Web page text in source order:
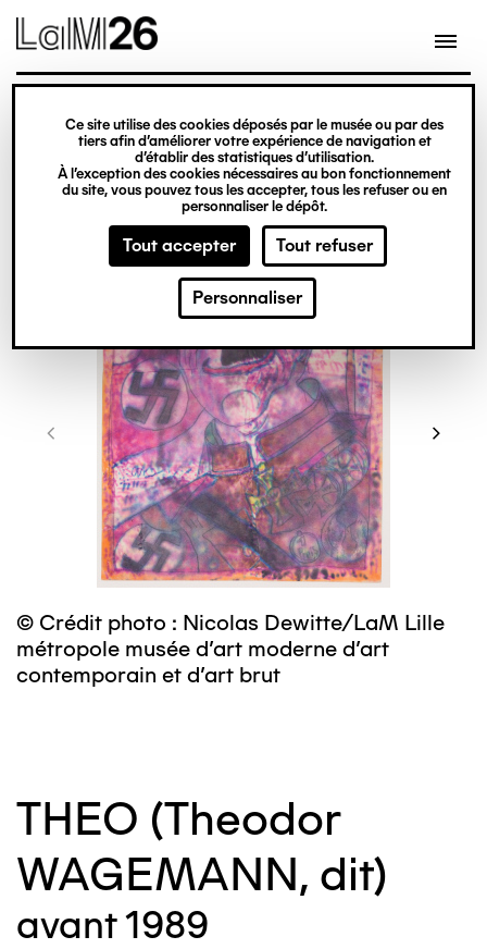
Gestion des cookies
Ce site utilise des cookies déposés par le musée ou par des
tiers afin d’améliorer votre expérience de navigation et
d’établir des statistiques d’utilisation.
À l’exception des cookies nécessaires au bon fonctionnement
du site, vous pouvez tous les accepter, tous les refuser ou en
personnaliser le dépôt.
Tout accepter Tout refuser
Personnaliser
contenu
© Crédit photo : Nicolas Dewitte/LaM Lille
métropole musée d’art moderne d’art
contemporain et d’art brut
THEO (Theodor
WAGEMANN, dit)
avant 1989